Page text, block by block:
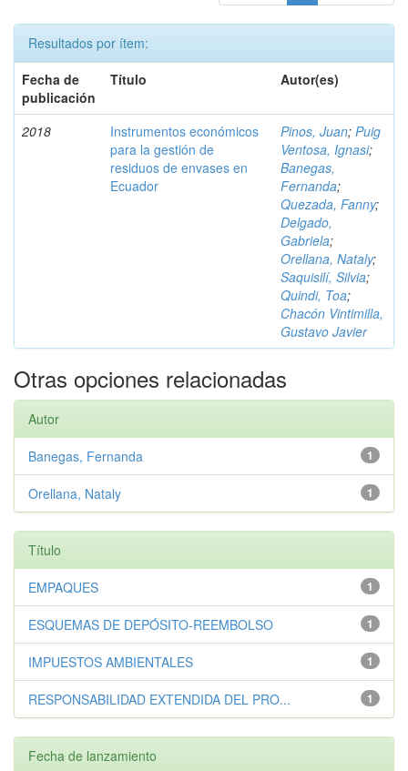
Resultados por ítem:
Fecha de
publicación
Título Autor(es)
2018
Instrumentos económicos
para la gestión de
residuos de envases en
Ecuador
Pinos, Juan; Puig
Ventosa, Ignasi;
Banegas,
Fernanda;
Quezada, Fanny;
Delgado,
Gabriela;
Orellana, Nataly;
Saquisilí, Silvia;
Quindi, Toa;
Chacón Vintimilla,
Gustavo Javier
Otras opciones relacionadas
Autor
1
Banegas, Fernanda
1
Orellana, Nataly
Título
1
EMPAQUES
1
ESQUEMAS DE DEPÓSITO-REEMBOLSO
1
IMPUESTOS AMBIENTALES
1
RESPONSABILIDAD EXTENDIDA DEL PRO...
Fecha de lanzamiento